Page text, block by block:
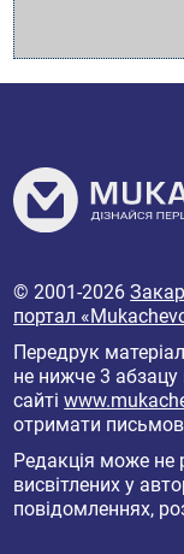
© 2001-2026
портал
Передрук
не нижче 3 абзацу
сайті
отримати
Редакція може не
висвітлених у
повідомленнях,